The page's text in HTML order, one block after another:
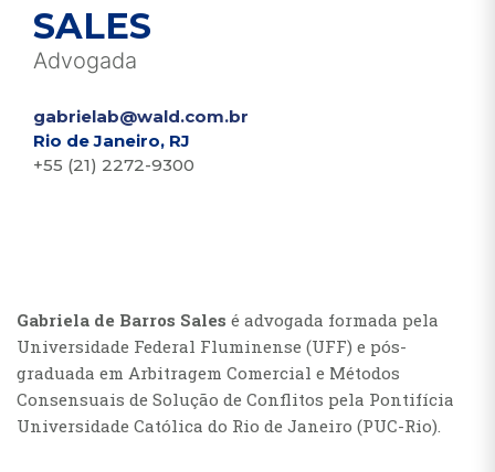
SALES
Advogada
gabrielab@wald.com.br
Rio de Janeiro, RJ
+55 (21) 2272-9300
Gabriela de Barros Sales é advogada formada pela
Universidade Federal Fluminense (UFF) e pós-
graduada em Arbitragem Comercial e Métodos
Consensuais de Solução de Conflitos pela Pontifícia
Universidade Católica do Rio de Janeiro (PUC-Rio).